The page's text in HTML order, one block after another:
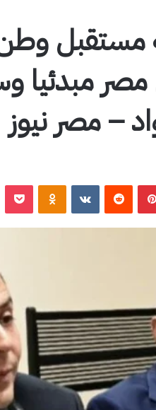
مستقبل
مبدئيا
– مصر نيوز
بينتيريست ‏VKontakte